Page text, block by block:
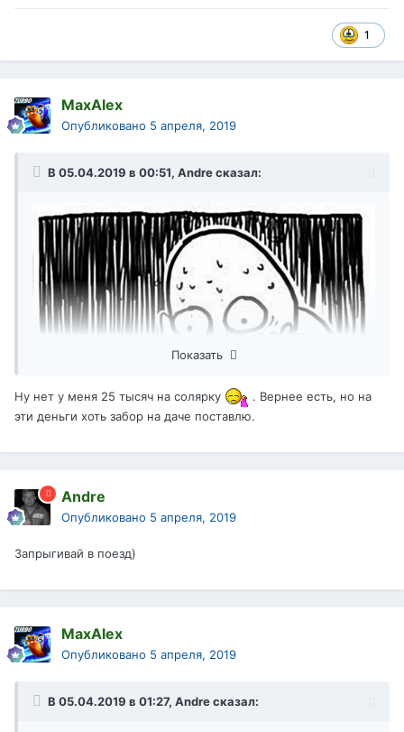
1
MaxAlex
Опубликовано 5 апреля, 2019
В 05.04.2019 в 00:51, Andreсказал:
Показать
Ну нет у меня 25 тысяч на солярку
. Вернее есть, но на
эти деньги хоть забор на даче поставлю.
Andre
Опубликовано 5 апреля, 2019
Запрыгивай в поезд)
MaxAlex
Опубликовано 5 апреля, 2019
В 05.04.2019 в 01:27, Andreсказал: